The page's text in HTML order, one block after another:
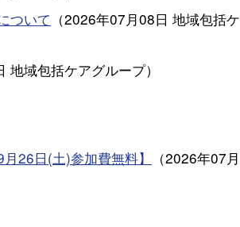
ついて （2026年07月08日 地域包括ケ
地域包括ケアグループ）
26日(土)参加費無料】
（2026年07月